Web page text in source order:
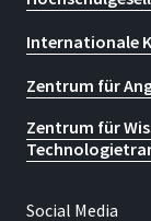
Internationale
Zentrum für
Zentrum für
Social Media